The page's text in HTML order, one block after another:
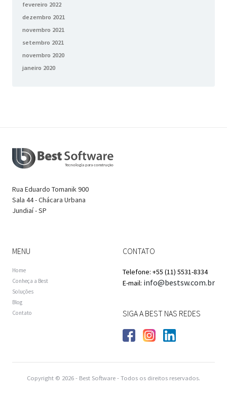
fevereiro 2022
dezembro 2021
novembro 2021
setembro 2021
novembro 2020
janeiro 2020
Rua Eduardo Tomanik 900
Sala 44 - Chácara Urbana
Jundiaí - SP
MENU
Home
Conheça a Best
Soluções
Blog
Contato
CONTATO
Telefone: +55 (11) 5531-8334
E-mail: info@bestsw.com.br
SIGA A BEST NAS REDES
Copyright © 2026 - Best Software - Todos os direitos reservados.